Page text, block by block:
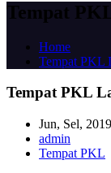
Tempat
Home
Tempat PKL
Tempat PKL
Jun, Sel, 2019
admin
Tempat PKL